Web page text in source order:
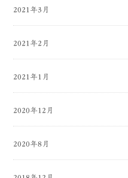
2021年3月
2021年2月
2021年1月
2020年12月
2020年8月